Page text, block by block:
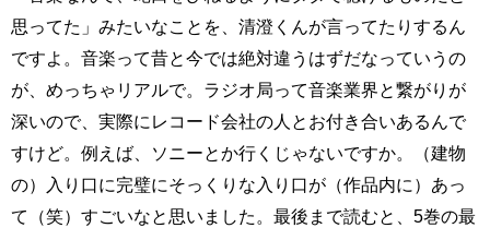
思ってた」みたいなことを、清澄くんが言ってたりするん
ですよ。音楽って昔と今では絶対違うはずだなっていうの
が、めっちゃリアルで。ラジオ局って音楽業界と繋がりが
深いので、実際にレコード会社の人とお付き合いあるんで
すけど。例えば、ソニーとか行くじゃないですか。（建物
の）入り口に完璧にそっくりな入り口が（作品内に）あっ
て（笑）すごいなと思いました。最後まで読むと、5巻の最